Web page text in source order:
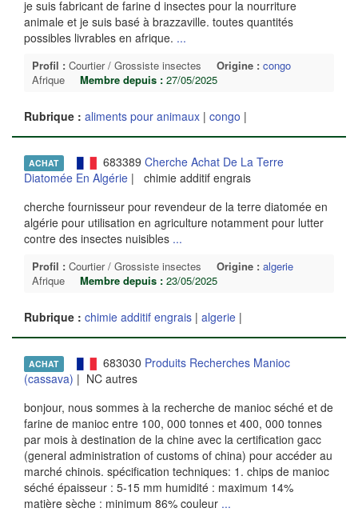
je suis fabricant de farine d insectes pour la nourriture
animale et je suis basé à brazzaville. toutes quantités
possibles livrables en afrique. ...
Profil : Courtier / Grossiste insectes Origine : congo
Afrique
Membre depuis : 27/05/2025
Rubrique : aliments pour animaux | congo |
ACHAT 683389 Cherche Achat De La Terre
Diatomée En Algérie | chimie additif engrais
cherche fournisseur pour revendeur de la terre diatomée en
algérie pour utilisation en agriculture notamment pour lutter
contre des insectes nuisibles ...
Profil : Courtier / Grossiste insectes Origine : algerie
Afrique
Membre depuis : 23/05/2025
Rubrique : chimie additif engrais | algerie |
ACHAT 683030 Produits Recherches Manioc
(cassava) | NC autres
bonjour, nous sommes à la recherche de manioc séché et de
farine de manioc entre 100, 000 tonnes et 400, 000 tonnes
par mois à destination de la chine avec la certification gacc
(general administration of customs of china) pour accéder au
marché chinois. spécification techniques: 1. chips de manioc
séché épaisseur : 5-15 mm humidité : maximum 14%
matière sèche : minimum 86% couleur ...